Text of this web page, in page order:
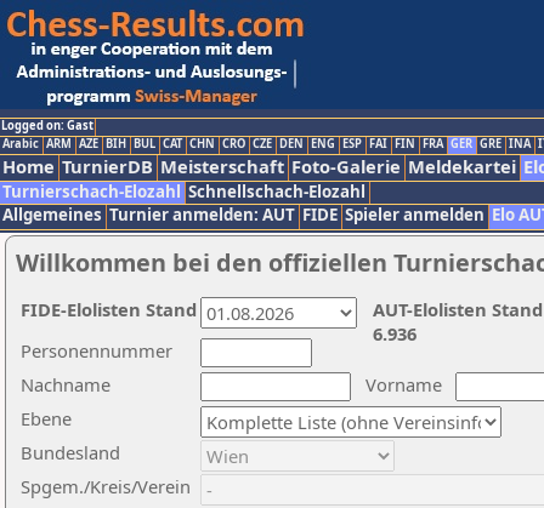
Logged on: Gast
Arabic ARM AZE BIH BUL CAT CHN CRO CZE DEN ENG ESP FAI FIN FRA GER GRE INA
Home TurnierDB Meisterschaft Foto-Galerie Meldekartei
Turnierschach-Elozahl Schnellschach-Elozahl
Allgemeines Turnier anmelden: AUT FIDE Spieler anmelden Elo
Willkommen bei den offiziellen
Nachname
Vorname
Ebene
Personennummer
Bundesland
Spgem./Kreis/Verein
AUT-Elolisten
6.936
FIDE-Elolisten Stand